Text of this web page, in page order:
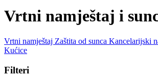
Vrtni namještaj i
Vrtni namještaj Zaštita od sunca Kancelarijski
Kućice
Filteri